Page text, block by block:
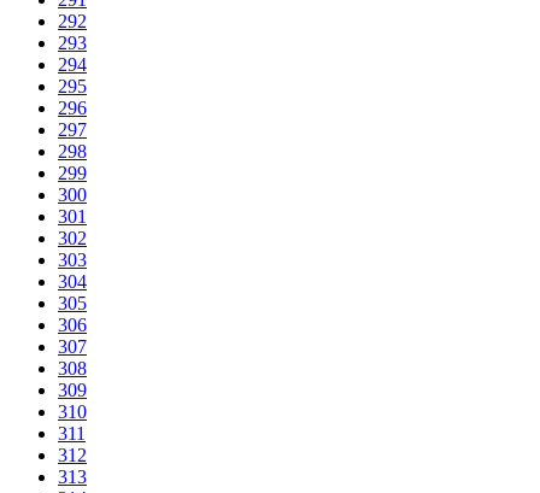
292
293
294
295
296
297
298
299
300
301
302
303
304
305
306
307
308
309
310
311
312
313